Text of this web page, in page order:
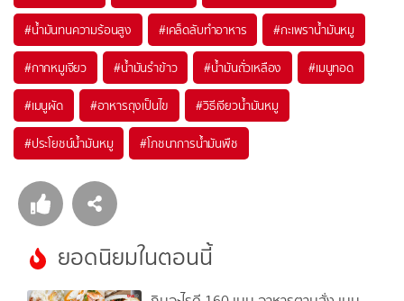
#น้ำมันทนความร้อนสูง #เคล็ดลับทำอาหาร #กะเพราน้ำมันหมู
#กากหมูเจียว #น้ำมันรำข้าว #น้ำมันถั่วเหลือง #เมนูทอด
#เมนูผัด #อาหารถุงเป็นไข #วิธีเจียวน้ำมันหมู
#ประโยชน์น้ำมันหมู #โภชนาการน้ำมันพืช
ยอดนิยมในตอนนี้